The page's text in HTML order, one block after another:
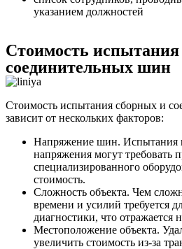
указанием должностей
Стоимость
соединительных шин
Стоимость испытания сборных и
зависит от нескольких факторов:
Напряжение шин. Испытания
напряжения могут требовать
специализированного
стоимость.
Сложность объекта. Чем
времени и усилий требуется
диагностики, что отражается
Местоположение объекта.
увеличить стоимость из-за